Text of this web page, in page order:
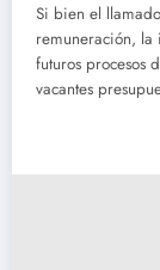
Si bien el
remuneración,
futuros procesos
vacantes